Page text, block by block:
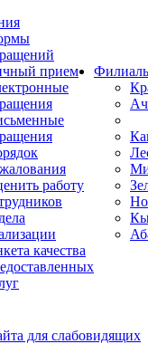
прием
работу
качества
для слабовидящих